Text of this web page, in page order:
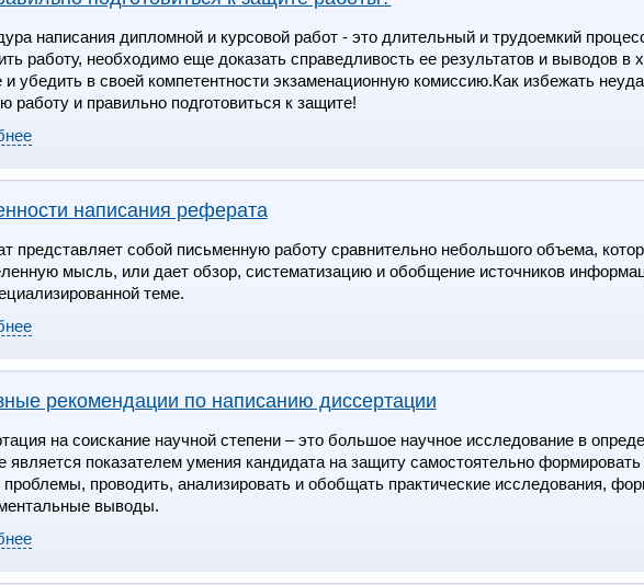
написания дипломной и курсовой работ - это длительный и трудоемкий
работу, необходимо еще доказать справедливость ее результатов и выводов в
и убедить в своей компетентности экзаменационную комиссию.Как избежать
работу и правильно подготовиться к защите!
написания реферата
представляет собой письменную работу сравнительно небольшого объема,
мысль, или дает обзор, систематизацию и обобщение источников
теме.
рекомендации по написанию диссертации
на соискание научной степени – это большое научное исследование в
является показателем умения кандидата на защиту самостоятельно
проблемы, проводить, анализировать и обобщать практические исследования,
выводы.